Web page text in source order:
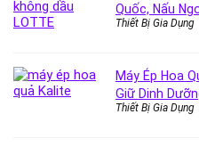
Quốc, Nấu
Thiết Bị Gia Dụng
Máy Ép Hoa
Giữ Dinh
Thiết Bị Gia Dụng